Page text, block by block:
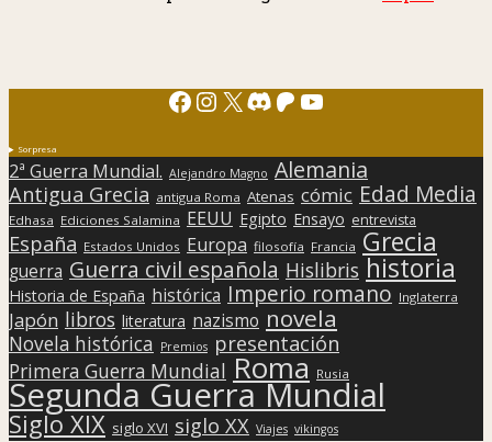
Facebook
Instagram
X Discord
Patreon
YouTube
Sorpresa
2ª Guerra Mundial. Alejandro Magno Alemania
Antigua Grecia antigua Roma Atenas cómic Edad Media
Edhasa Ediciones Salamina EEUU Egipto Ensayo entrevista
España Estados Unidos Europa filosofía Francia Grecia
guerra Guerra civil española Hislibris historia
Historia de España histórica Imperio romano Inglaterra
Japón libros literatura nazismo novela
Novela histórica Premios presentación
Primera Guerra Mundial Roma Rusia
Segunda Guerra Mundial
Siglo XIX siglo XVI siglo XX Viajes vikingos